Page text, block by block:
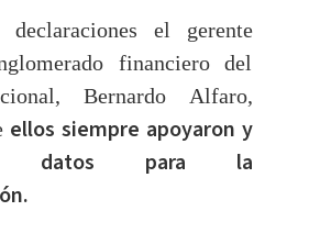
declaraciones el gerente
financiero del
Bernardo Alfaro,
ellos siempre apoyaron y
datos para la